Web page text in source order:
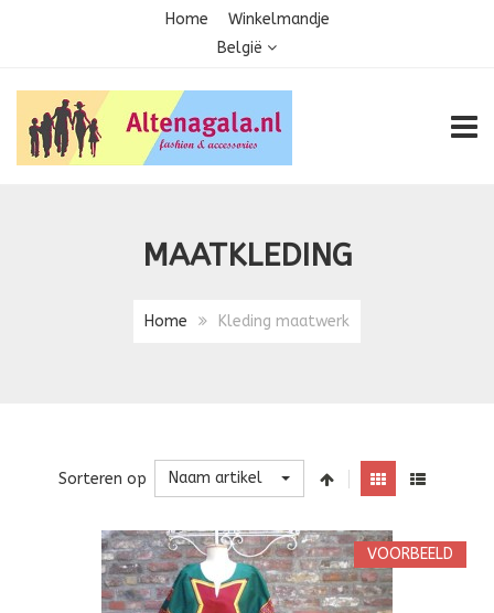
Home
Winkelmandje
België
MAATKLEDING
Home Kleding maatwerk
Sorteren op Naam artikel
VOORBEELD